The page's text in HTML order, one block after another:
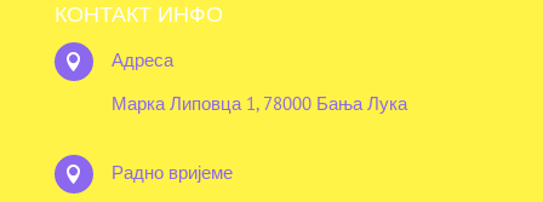
КОНТАКТ ИНФО
 Адреса
Марка Липовца 1, 78000 Бања Лука
 Радно вријеме